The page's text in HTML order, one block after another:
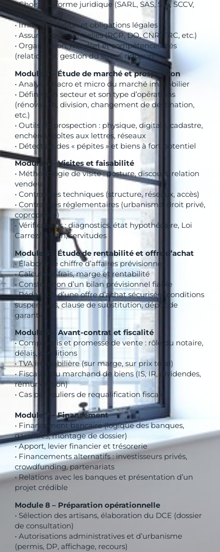
• Choisir sa forme juridique (SARL, SAS, SCI, SCCV,
SEP, holding)
• Immatriculation et obligations légales
• Assurances essentielles (RCP, DO, CNR, TRC, etc.)
• Organisation, mindset et compétences clés
(relationnel, gestion du stress, rigueur)
Module 3 – Étude de marché et prospection
• Analyse macro et micro du marché immobilier
• Définir son secteur et son type d’opérations
(rénovation, division, changement de destination,
etc.)
• Outils de prospection : physique, digitale, cadastre,
enchères, boîtes aux lettres, réseaux
• Détection des « pépites » et biens à fort potentiel
Module 4 – Visites et faisabilité
• Méthodologie de visite : posture, discours, relation
vendeur
• Contraintes techniques (structure, réseaux, accès)
• Contraintes réglementaires (urbanisme, droit privé,
copropriété)
• Vérifications : diagnostics, état hypothécaire, Loi
Carrez/Boutin, servitudes
Module 5 – Étude de rentabilité et offre d’achat
• Élaborer le chiffre d’affaires prévisionnel
• Calcul des frais, marge et rentabilité
• Construction d’un bilan prévisionnel fiable
• Rédaction d’une offre d’achat sécurisée (conditions
suspensives, clause de substitution, dépôt de
garantie)
Module 6 – Avant-contrat et fiscalité
• Compromis et promesse de vente : rôle du notaire,
délais, conditions
• TVA immobilière (sur marge, sur prix total)
• Fiscalité du marchand de biens (IS, IR, dividendes,
rémunération)
• Cas particuliers de requalification fiscale
Module 7 – Financement
• Financement bancaire (logique des banques,
garanties, montage de dossier)
• Apport, levier financier et trésorerie
• Financements alternatifs : investisseurs privés,
crowdfunding, partenariats
• Relations avec les banques et présentation d’un
projet crédible
Module 8 – Préparation opérationnelle
• Sélection des artisans, élaboration du DCE (dossier
de consultation)
• Autorisations administratives et d’urbanisme
(permis, DP, affichage, recours)